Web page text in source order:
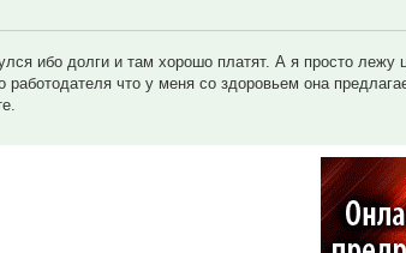
ибо долги и там хорошо платят. А я просто
что у меня со здоровьем она